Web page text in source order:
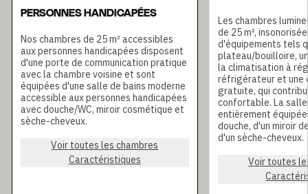
PERSONNES HANDICAPÉES
Nos chambres de 25 m² accessibles
aux personnes handicapées disposent
d'une porte de communication pratique
avec la chambre voisine et sont
équipées d'une salle de bains moderne
accessible aux personnes handicapées
avec douche/WC, miroir cosmétique et
sèche-cheveux.
Voir toutes les chambres
Caractéristiques
Les chambres
de 25 m²,
d'équipements tels
plateau/bouilloire,
la climatisation à
réfrigérateur et une
gratuite, qui
confortable. La salle
entièrement
douche, d'un miroir
d'un sèche-cheveux.
Voir toutes